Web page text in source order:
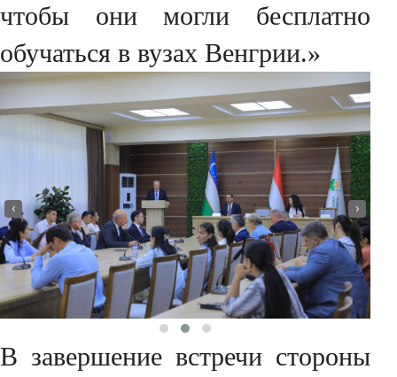
чтобы они могли бесплатно
обучаться в вузах Венгрии.»
‹ ›
В завершение встречи стороны